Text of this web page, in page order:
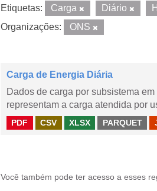
Etiquetas: Carga Diário
Organizações:
ONS
Carga de Energia Diária
Dados de carga por subsistema
representam a carga atendida por
PDF CSV XLSX PARQUET
Você também pode ter acesso a esses